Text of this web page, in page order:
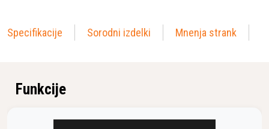
Specifikacije Sorodni izdelki Mnenja strank
Funkcije